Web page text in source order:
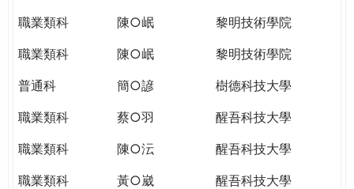
職業類科
陳○岷
黎明技術學院
職業類科
陳○岷
黎明技術學院
普通科
簡○諺
樹德科技大學
職業類科
蔡○羽
醒吾科技大學
職業類科
陳○沄
醒吾科技大學
職業類科
黃○崴
醒吾科技大學